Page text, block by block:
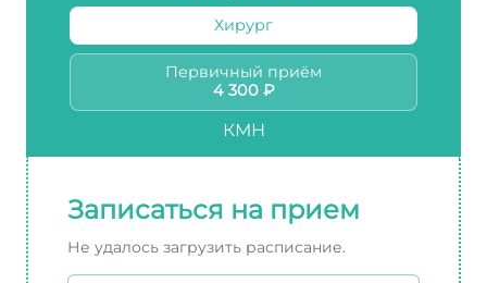
Хирург
Первичный приём
4 300 ₽
КМН
Записаться на прием
Не удалось загрузить расписание.